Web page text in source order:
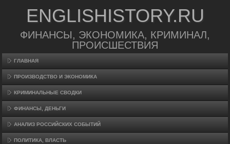
ENGLISHISTORY.RU
ФИНАНСЫ, ЭКОНОМИКА, КРИМИНАЛ,
ПРОИСШЕСТВИЯ
ГЛАВНАЯ
ПРОИЗВΟДСТВО И ЭКОНОМИКА
КРИМИНАЛЬНЫЕ СВОДКИ
ФИНАНСЫ, ДЕНЬГИ
АНАЛИЗ РОССИЙСКИХ СОБЫТИЙ
ПОЛИТИКА, ВЛАСТЬ